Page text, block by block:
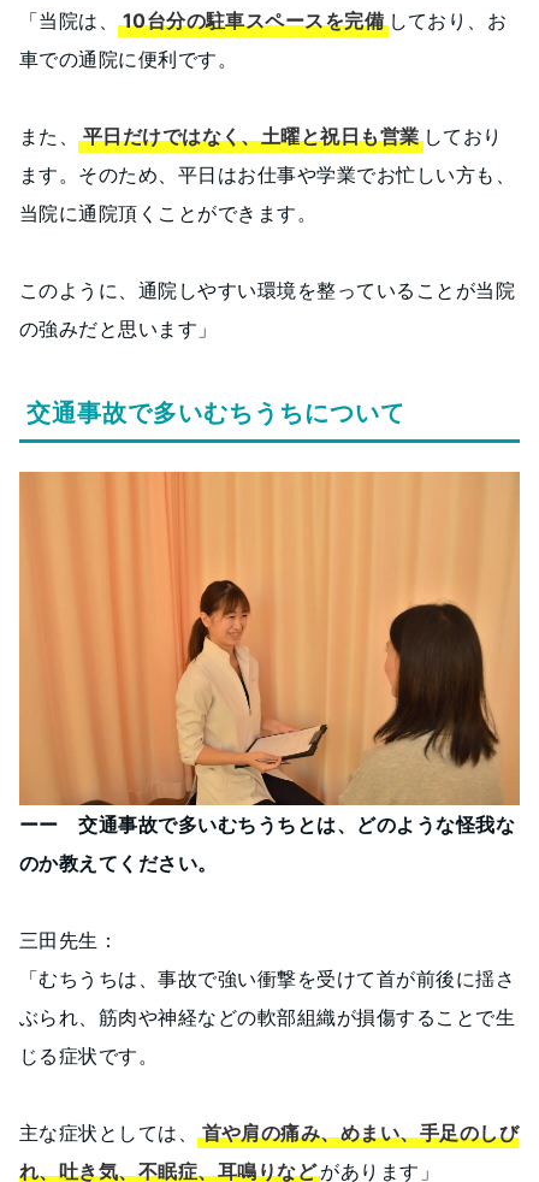
「当院は、10台分の駐車スペースを完備しており、お
車での通院に便利です。
また、平日だけではなく、土曜と祝日も営業 しており
ます。そのため、平日はお仕事や学業でお忙しい方も、
当院に通院頂くことができます。
このように、通院しやすい環境を整っていることが当院
の強みだと思います」
交通事故で多いむちうちについて
ーー 交通事故で多いむちうちとは、どのような怪我な
のか教えてください。
三田先生：
「むちうちは、事故で強い衝撃を受けて首が前後に揺さ
ぶられ、筋肉や神経などの軟部組織が損傷することで生
じる症状です。
主な症状としては、首や肩の痛み、めまい、手足のしび
れ、吐き気、不眠症、耳鳴りなどがあります」